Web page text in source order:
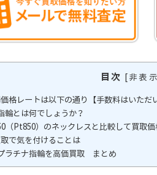
目次 [非表
格レートは以下の通り【手数料はいただ
輪とは何でしょうか？
（Pt850）のネックレスと比較して買取
で気を付けることは
ラチナ指輪を高価買取 まとめ